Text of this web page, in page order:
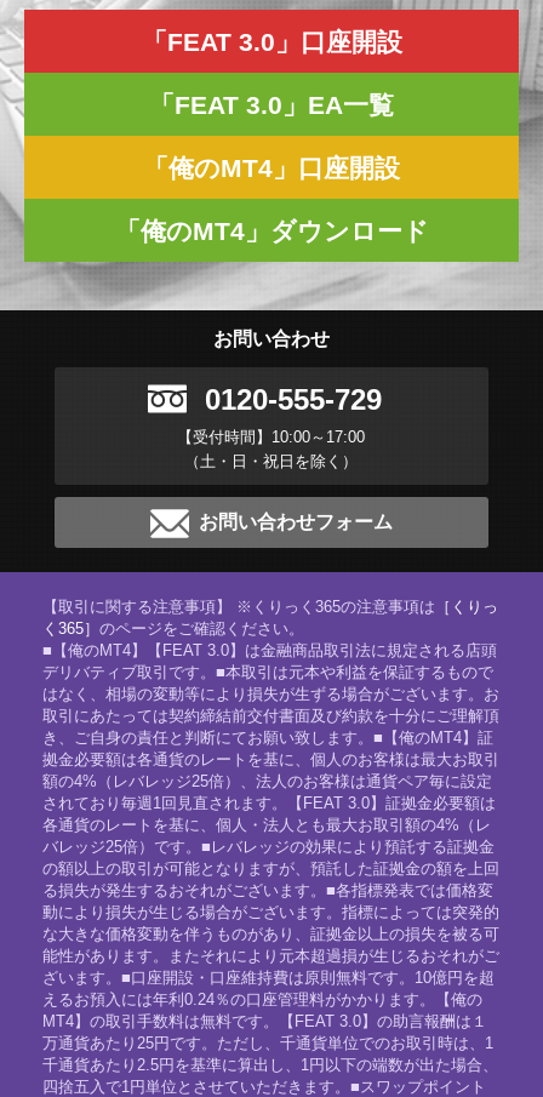
「FEAT 3.0」口座開設
「FEAT 3.0」EA一覧
「俺のMT4」口座開設
「俺のMT4」ダウンロード
お問い合わせ
0120-555-729
【受付時間】10:00～17:00
（土・日・祝日を除く）
お問い合わせフォーム
【取引に関する注意事項】 ※くりっく365の注意事項は ［くりっ
く365］ のページをご確認ください。
■【俺のMT4】【FEAT 3.0】は金融商品取引法に規定される店頭
デリバティブ取引です。■本取引は元本や利益を保証するもので
はなく、相場の変動等により損失が生ずる場合がございます。お
取引にあたっては契約締結前交付書面及び約款を十分にご理解頂
き、ご自身の責任と判断にてお願い致します。■【俺のMT4】証
拠金必要額は各通貨のレートを基に、個人のお客様は最大お取引
額の4%（レバレッジ25倍）、法人のお客様は通貨ペア毎に設定
されており毎週1回見直されます。【FEAT 3.0】証拠金必要額は
各通貨のレートを基に、個人・法人とも最大お取引額の4%（レ
バレッジ25倍）です。■レバレッジの効果により預託する証拠金
の額以上の取引が可能となりますが、預託した証拠金の額を上回
る損失が発生するおそれがございます。■各指標発表では価格変
動により損失が生じる場合がございます。指標によっては突発的
な大きな価格変動を伴うものがあり、証拠金以上の損失を被る可
能性があります。またそれにより元本超過損が生じるおそれがご
ざいます。■口座開設・口座維持費は原則無料です。10億円を超
えるお預入には年利0.24％の口座管理料がかかります。【俺の
MT4】の取引手数料は無料です。【FEAT 3.0】の助言報酬は１
万通貨あたり25円です。ただし、千通貨単位でのお取引時は、1
千通貨あたり2.5円を基準に算出し、1円以下の端数が出た場合、
四捨五入で1円単位とさせていただきます。■スワップポイント